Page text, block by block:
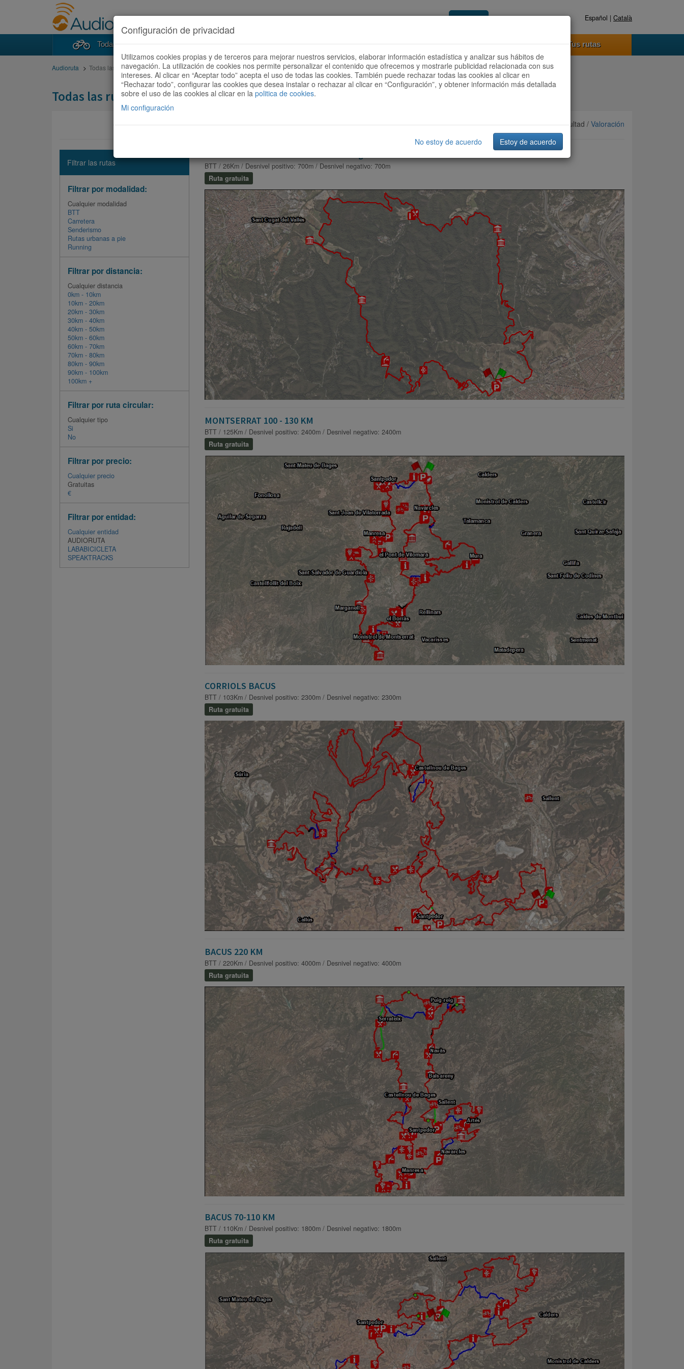
Acceder Registrate ahora Español | Català
Todas las rutas Buscador de rutas Quieres ser colaborador? Cómo funciona Tus rutas
Audioruta Todas las rutas
Todas las rutas
Ordenar por:Más recientes/ Dificultad / Valoración
Filtrar las rutas
Filtrar por modalidad:
Cualquier modalidad
BTT
Carretera
Senderismo
Rutas urbanas a pie
Running
Filtrar por distancia:
Cualquier distancia
0km - 10km
10km - 20km
20km - 30km
30km - 40km
40km - 50km
50km - 60km
60km - 70km
70km - 80km
80km - 90km
90km - 100km
100km +
Filtrar por ruta circular:
Cualquier tipo
Si
No
Filtrar por precio:
Cualquier precio
Gratuitas
€
Filtrar por entidad:
Cualquier entidad
AUDIORUTA
LABABICICLETA
SPEAKTRACKS
BTT / 26Km / Desnivel positivo: 700m / Desnivel negativo: 700m
Ruta gratuita
MONTSERRAT 100 - 130 KM
BTT / 125Km / Desnivel positivo: 2400m / Desnivel negativo: 2400m
Ruta gratuita
CORRIOLS BACUS
BTT / 103Km / Desnivel positivo: 2300m / Desnivel negativo: 2300m
Ruta gratuita
BACUS 220 KM
BTT / 220Km / Desnivel positivo: 4000m / Desnivel negativo: 4000m
Ruta gratuita
BACUS 70-110 KM
BTT / 110Km / Desnivel positivo: 1800m / Desnivel negativo: 1800m
Ruta gratuita
Configuración de privacidad
Utilizamos cookies propias y de terceros para mejorar nuestros servicios, elaborar información estadística y analizar sus hábitos de
navegación. La utilización de cookies nos permite personalizar el contenido que ofrecemos y mostrarle publicidad relacionada con sus
intereses. Al clicar en “Aceptar todo” acepta el uso de todas las cookies. También puede rechazar todas las cookies al clicar en
“Rechazar todo”, configurar las cookies que desea instalar o rechazar al clicar en “Configuración”, y obtener información más detallada
sobre el uso de las cookies al clicar en la politica de cookies.
Mi configuración
No estoy de acuerdo Estoy de acuerdo